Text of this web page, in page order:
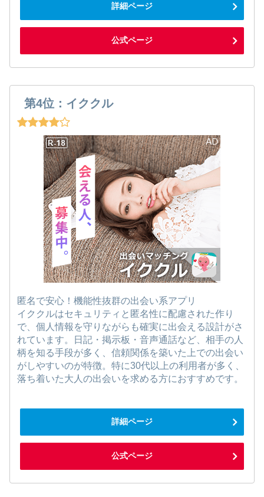
詳細ページ
公式ページ
第4位：イククル
匿名で安心！機能性抜群の出会い系アプリ
イククルはセキュリティと匿名性に配慮された作り
で、個人情報を守りながらも確実に出会える設計がさ
れています。日記・掲示板・音声通話など、相手の人
柄を知る手段が多く、信頼関係を築いた上での出会い
がしやすいのが特徴。特に30代以上の利用者が多く、
落ち着いた大人の出会いを求める方におすすめです。
詳細ページ
公式ページ